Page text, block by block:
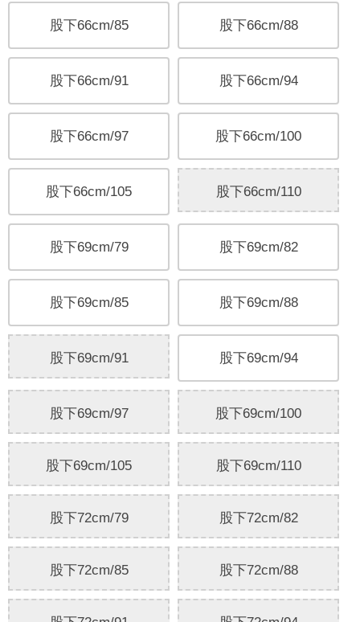
股下66cm/85 股下66cm/88
股下66cm/91 股下66cm/94
股下66cm/97 股下66cm/100
股下66cm/105 股下66cm/110
股下69cm/79 股下69cm/82
股下69cm/85 股下69cm/88
股下69cm/91 股下69cm/94
股下69cm/97 股下69cm/100
股下69cm/105 股下69cm/110
股下72cm/79 股下72cm/82
股下72cm/85 股下72cm/88